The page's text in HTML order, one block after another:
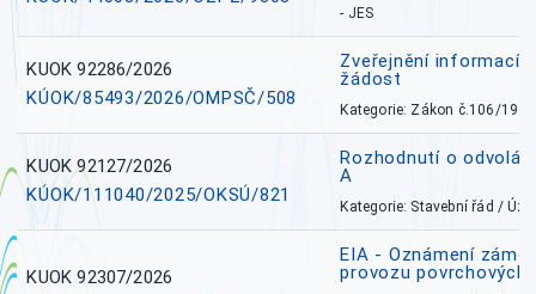
- JES
KUOK 92286/2026
KÚOK/85493/2026/OMPSČ/508
Zveřejnění informací
žádost
Kategorie: Zákon č.106/1999
KUOK 92127/2026
KÚOK/111040/2025/OKSÚ/821
Rozhodnutí o
A
Kategorie: Stavební řád /
KUOK 92307/2026
EIA - Oznámení
provozu povrchových